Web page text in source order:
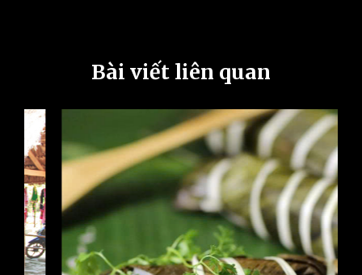
Bài viết liên quan